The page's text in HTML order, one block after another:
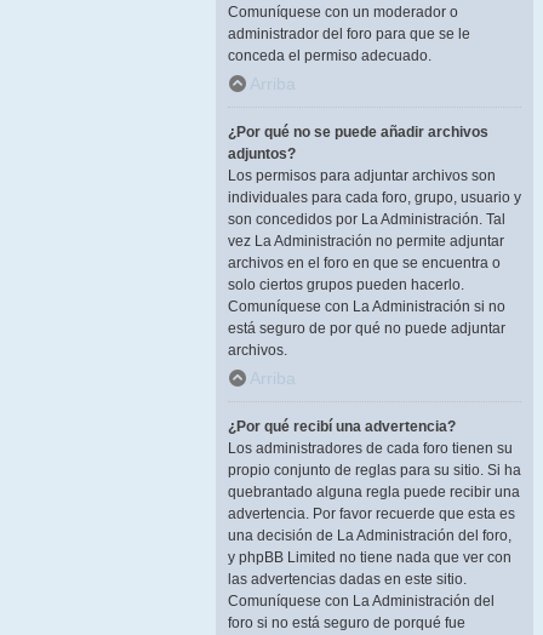
Comuníquese con un moderador o
administrador del foro para que se le
conceda el permiso adecuado.
Arriba
¿Por qué no se puede añadir archivos
adjuntos?
Los permisos para adjuntar archivos son
individuales para cada foro, grupo, usuario y
son concedidos por La Administración. Tal
vez La Administración no permite adjuntar
archivos en el foro en que se encuentra o
solo ciertos grupos pueden hacerlo.
Comuníquese con La Administración si no
está seguro de por qué no puede adjuntar
archivos.
Arriba
¿Por qué recibí una advertencia?
Los administradores de cada foro tienen su
propio conjunto de reglas para su sitio. Si ha
quebrantado alguna regla puede recibir una
advertencia. Por favor recuerde que esta es
una decisión de La Administración del foro,
y phpBB Limited no tiene nada que ver con
las advertencias dadas en este sitio.
Comuníquese con La Administración del
foro si no está seguro de porqué fue